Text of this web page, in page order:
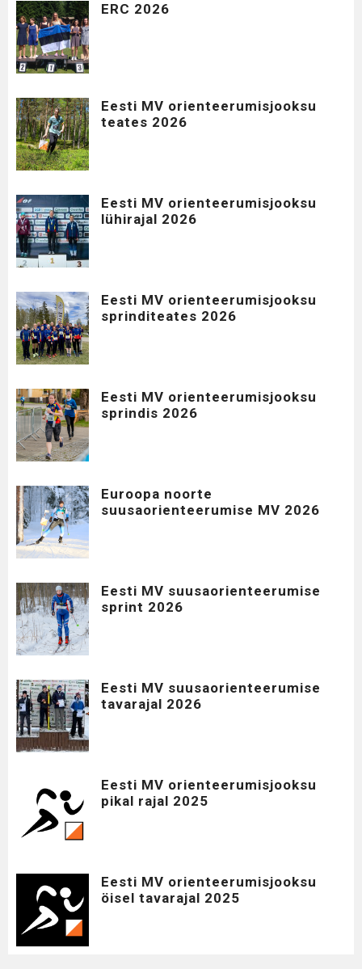
ERC 2026
Eesti MV orienteerumisjooksu
teates 2026
Eesti MV orienteerumisjooksu
lühirajal 2026
Eesti MV orienteerumisjooksu
sprinditeates 2026
Eesti MV orienteerumisjooksu
sprindis 2026
Euroopa noorte
suusaorienteerumise MV 2026
Eesti MV suusaorienteerumise
sprint 2026
Eesti MV suusaorienteerumise
tavarajal 2026
Eesti MV orienteerumisjooksu
pikal rajal 2025
Eesti MV orienteerumisjooksu
öisel tavarajal 2025